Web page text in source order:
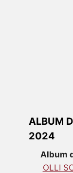
ALBUM
2024
Album
OLLI